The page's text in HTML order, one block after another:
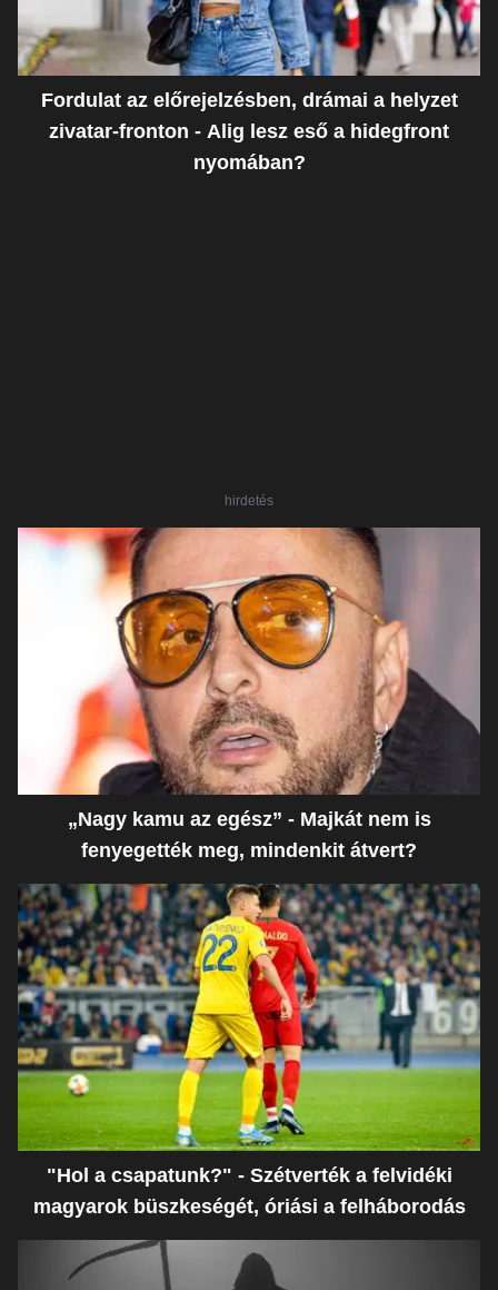
Fordulat az előrejelzésben, drámai a helyzet
zivatar-fronton - Alig lesz eső a hidegfront
nyomában?
hirdetés
„Nagy kamu az egész” - Majkát nem is
fenyegették meg, mindenkit átvert?
"Hol a csapatunk?" - Szétverték a felvidéki
magyarok büszkeségét, óriási a felháborodás